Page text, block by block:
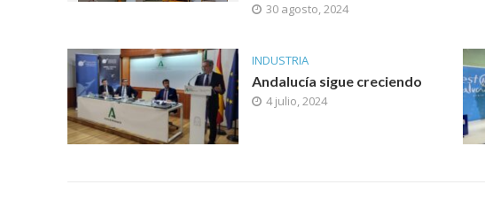
30 agosto, 2024
INDUSTRIA
Andalucía sigue creciendo
4 julio, 2024